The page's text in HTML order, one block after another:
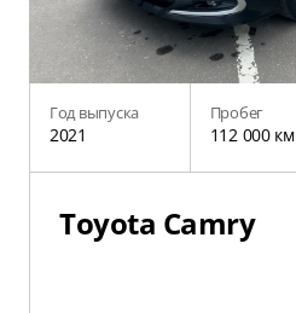
Год выпуска
2021
Пробег
112 000 км
Toyota Camry